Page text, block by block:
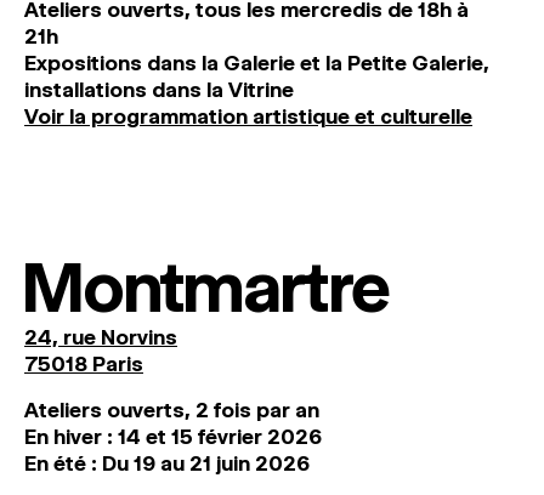
Ateliers ouverts, tous les mercredis de 18h à
21h
Expositions dans la Galerie et la Petite Galerie,
installations dans la Vitrine
Voir la programmation artistique et culturelle
Montmartre
24, rue Norvins
75018 Paris
Ateliers ouverts, 2 fois par an
En hiver : 14 et 15 février 2026
En été : Du 19 au 21 juin 2026